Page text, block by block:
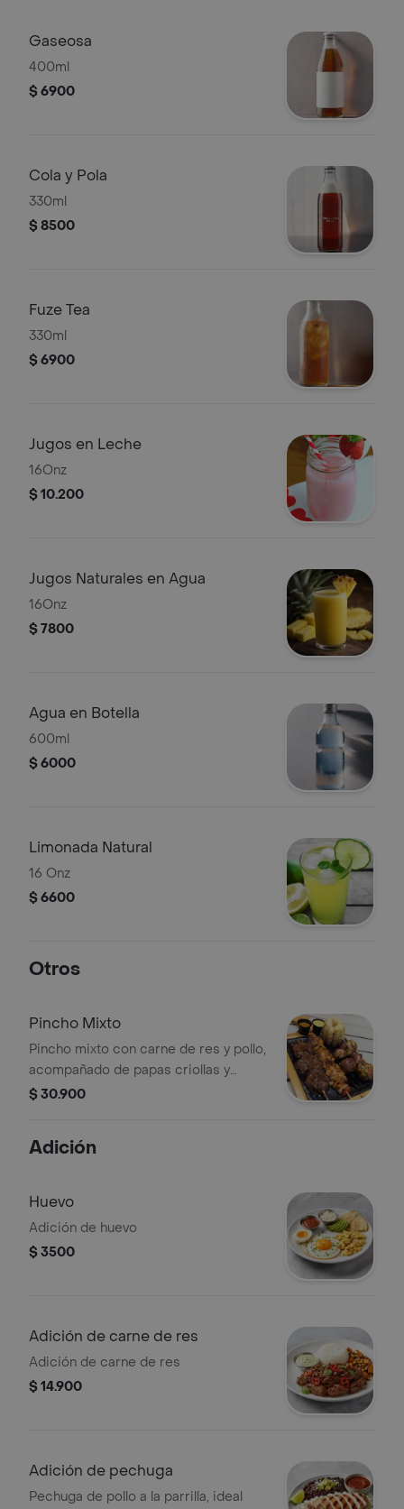
Gaseosa
400ml
$ 6900
Cola y Pola
330ml
$ 8500
Fuze Tea
330ml
$ 6900
Jugos en Leche
16Onz
$ 10.200
Jugos Naturales en Agua
16Onz
$ 7800
Agua en Botella
600ml
$ 6000
Limonada Natural
16 Onz
$ 6600
Otros
Pincho Mixto
Pincho mixto con carne de res y pollo,
acompañado de papas criollas y
mazorca.
$ 30.900
Adición
Huevo
Adición de huevo
$ 3500
Adición de carne de res
Adición de carne de res
$ 14.900
Adición de pechuga
Pechuga de pollo a la parrilla, ideal